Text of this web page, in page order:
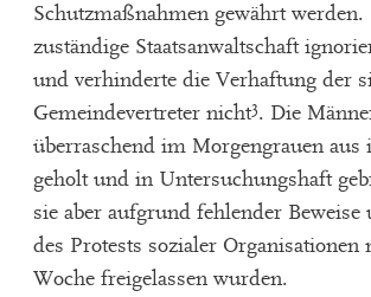
Schutzmaßnahmen gewährt werden.
zuständige Staatsanwaltschaft
und verhinderte die Verhaftung der
Gemeindevertreter nicht3. Die
überraschend im Morgengrauen aus
geholt und in Untersuchungshaft
sie aber aufgrund fehlender
des Protests sozialer Organisationen
Woche freigelassen wurden.